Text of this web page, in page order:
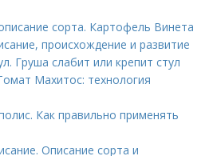
сорта. Картофель Винета
происхождение и развитие
Груша слабит или крепит стул
Махитос: технология
Как правильно применять
Описание сорта и